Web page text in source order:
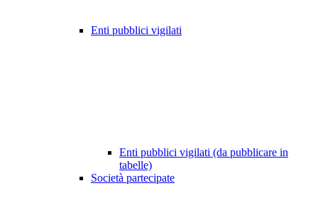
Enti pubblici vigilati
Enti pubblici vigilati (da pubblicare in
tabelle)
Società partecipate